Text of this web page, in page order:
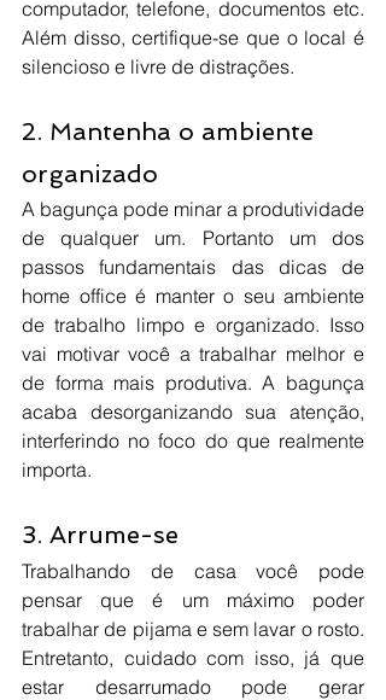
computador, telefone, documentos etc.
Além disso, certifique-se que o local é
silencioso e livre de distrações.
2. Mantenha o ambiente
organizado
A bagunça pode minar a produtividade
de qualquer um. Portanto um dos
passos fundamentais das dicas de
home office é manter o seu ambiente
de trabalho limpo e organizado. Isso
vai motivar você a trabalhar melhor e
de forma mais produtiva. A bagunça
acaba desorganizando sua atenção,
interferindo no foco do que realmente
importa.
3. Arrume-se
Trabalhando de casa você pode
pensar que é um máximo poder
trabalhar de pijama e sem lavar o rosto.
Entretanto, cuidado com isso, já que
estar desarrumado pode gerar